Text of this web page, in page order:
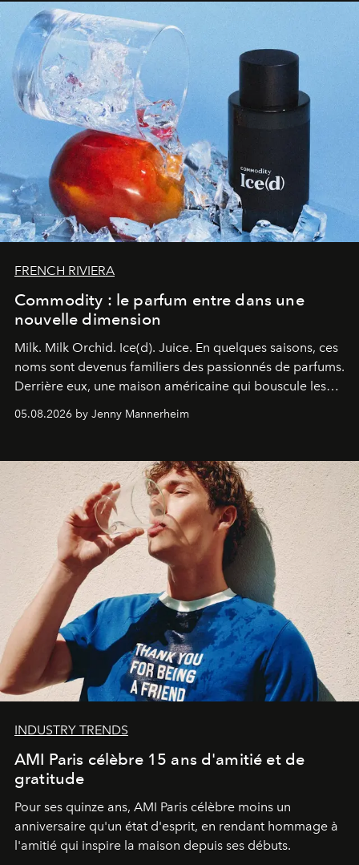
FRENCH RIVIERA
Commodity : le parfum entre dans une
nouvelle dimension
Milk. Milk Orchid. Ice(d). Juice. En quelques saisons, ces
noms sont devenus familiers des passionnés de parfums.
Derrière eux, une maison américaine qui bouscule les
codes de la parfumerie contemporaine en proposant
une approche aussi intuitive que personnelle :
05.08.2026 by Jenny Mannerheim
INDUSTRY TRENDS
AMI Paris célèbre 15 ans d'amitié et de
gratitude
Pour ses quinze ans, AMI Paris célèbre moins un
anniversaire qu'un état d'esprit, en rendant hommage à
l'amitié qui inspire la maison depuis ses débuts.